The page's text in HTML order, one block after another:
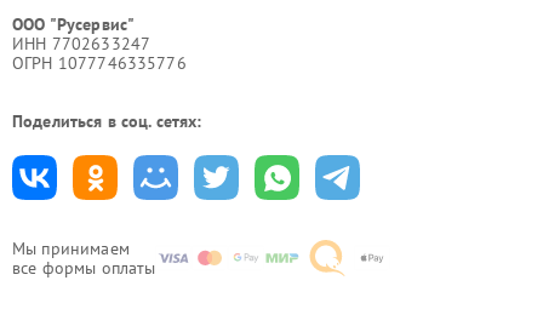
Мы принимаем
все формы оплаты
ООО "Русервис"
ИНН 7702633247
ОГРН 1077746335776
Поделиться в соц. сетях: